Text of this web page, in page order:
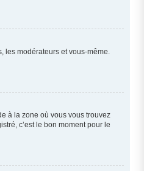
les modérateurs et vous-même.
à la zone où vous vous trouvez
c’est le bon moment pour le